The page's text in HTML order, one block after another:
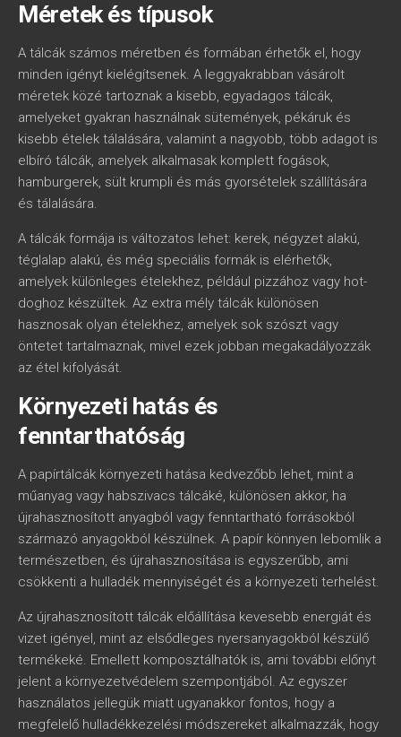
Méretek és típusok
A tálcák számos méretben és formában érhetők el, hogy
minden igényt kielégítsenek. A leggyakrabban vásárolt
méretek közé tartoznak a kisebb, egyadagos tálcák,
amelyeket gyakran használnak sütemények, pékáruk és
kisebb ételek tálalására, valamint a nagyobb, több adagot is
elbíró tálcák, amelyek alkalmasak komplett fogások,
hamburgerek, sült krumpli és más gyorsételek szállítására
és tálalására.
A tálcák formája is változatos lehet: kerek, négyzet alakú,
téglalap alakú, és még speciális formák is elérhetők,
amelyek különleges ételekhez, például pizzához vagy hot-
doghoz készültek. Az extra mély tálcák különösen
hasznosak olyan ételekhez, amelyek sok szószt vagy
öntetet tartalmaznak, mivel ezek jobban megakadályozzák
az étel kifolyását.
Környezeti hatás és
fenntarthatóság
A papírtálcák környezeti hatása kedvezőbb lehet, mint a
műanyag vagy habszivacs tálcáké, különösen akkor, ha
újrahasznosított anyagból vagy fenntartható forrásokból
származó anyagokból készülnek. A papír könnyen lebomlik a
természetben, és újrahasznosítása is egyszerűbb, ami
csökkenti a hulladék mennyiségét és a környezeti terhelést.
Az újrahasznosított tálcák előállítása kevesebb energiát és
vizet igényel, mint az elsődleges nyersanyagokból készülő
termékeké. Emellett komposztálhatók is, ami további előnyt
jelent a környezetvédelem szempontjából. Az egyszer
használatos jellegük miatt ugyanakkor fontos, hogy a
megfelelő hulladékkezelési módszereket alkalmazzák, hogy